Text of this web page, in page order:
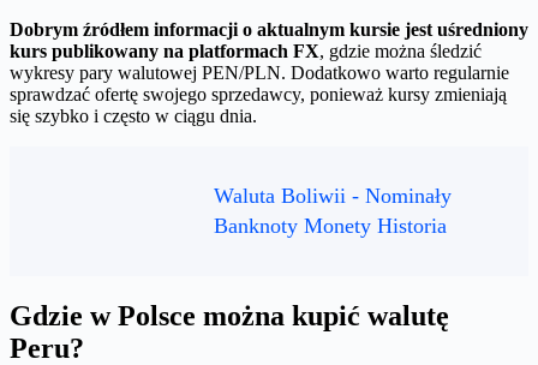
Dobrym źródłem informacji o aktualnym kursie jest uśredniony
kurs publikowany na platformach FX, gdzie można śledzić
wykresy pary walutowej PEN/PLN. Dodatkowo warto regularnie
sprawdzać ofertę swojego sprzedawcy, ponieważ kursy zmieniają
się szybko i często w ciągu dnia.
Waluta Boliwii - Nominały
Banknoty Monety Historia
Gdzie w Polsce można kupić walutę
Peru?